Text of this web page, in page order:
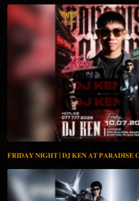
𝐅𝐑𝐈𝐃𝐀𝐘 𝐍𝐈𝐆𝐇𝐓 | 𝐃𝐉 𝐊𝐄𝐍 𝐀𝐓 𝐏𝐀𝐑𝐀𝐃𝐈𝐒𝐄